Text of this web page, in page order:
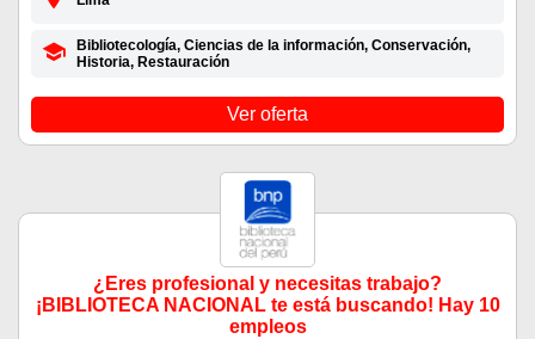
Bibliotecología, Ciencias de la información, Conservación,
Historia, Restauración
Ver oferta
¿Eres profesional y necesitas trabajo?
¡BIBLIOTECA NACIONAL te está buscando! Hay 10
empleos